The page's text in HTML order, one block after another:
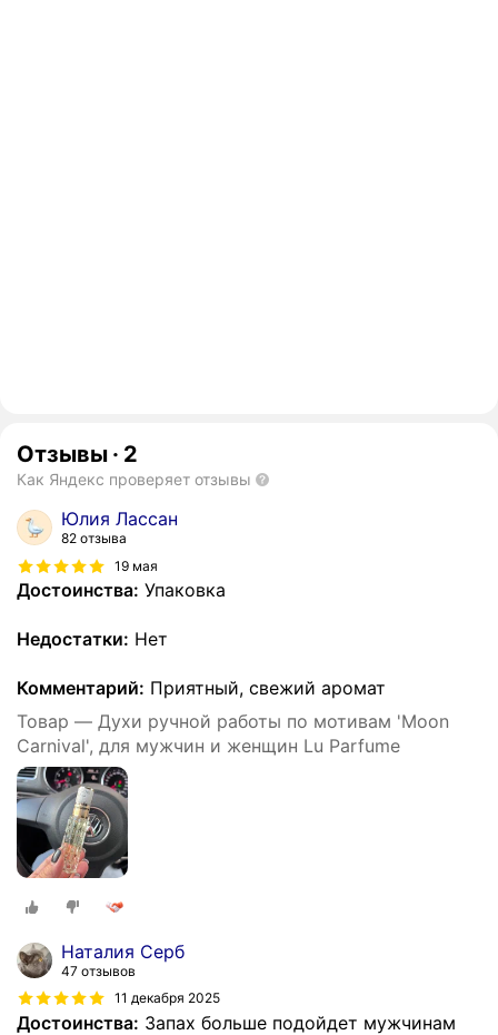
Отзывы · 2
Как Яндекс проверяет отзывы
Юлия Лассан
82 отзыва
19 мая
Достоинства: Упаковка
Недостатки: Нет
Комментарий: Приятный, свежий аромат
Товар — Духи ручной работы по мотивам 'Moon
Carnival', для мужчин и женщин Lu Parfume
Наталия Серб
47 отзывов
11 декабря 2025
Достоинства: Запах больше подойдет мужчинам